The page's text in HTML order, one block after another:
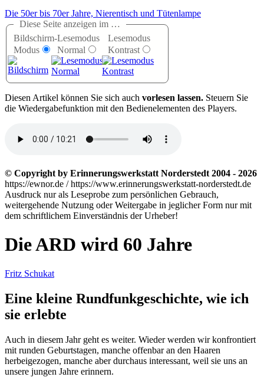
Die 50er bis 70er Jahre, Nierentisch und Tütenlampe
Diese Seite anzeigen im …
Bildschirm-
Modus
Lesemodus
Normal
Lesemodus
Kontrast
Diesen Artikel können Sie sich auch vorlesen lassen. Steuern Sie
die Wiedergabefunktion mit den Bedienelementen des Players.
© Copyright by Erinnerungswerkstatt Norderstedt 2004 - 2026
https://ewnor.de / https://www.erinnerungswerkstatt-norderstedt.de
Ausdruck nur als Leseprobe zum persönlichen Gebrauch,
weitergehende Nutzung oder Weitergabe in jeglicher Form nur mit
dem schriftlichem Einverständnis der Urheber!
Die ARD wird 60 Jahre
Fritz Schukat
Eine kleine Rundfunkgeschichte, wie ich
sie erlebte
Auch in diesem Jahr geht es weiter. Wieder werden wir konfrontiert
mit runden Geburtstagen, manche offenbar an den Haaren
herbeigezogen, manche aber durchaus interessant, weil sie uns an
unsere jungen Jahre erinnern.